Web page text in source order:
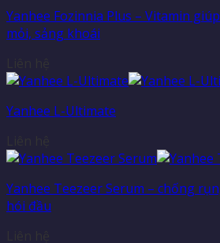
Yanhee Fozinnia Plus – Vitamin
mỏi, sảng khoái
Yanhee L-Ultimate
Yanhee Teezeer Serum – chống
hói đầu